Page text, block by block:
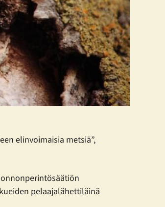
elinvoimaisia metsiä”,
pelaajalähettiläinä